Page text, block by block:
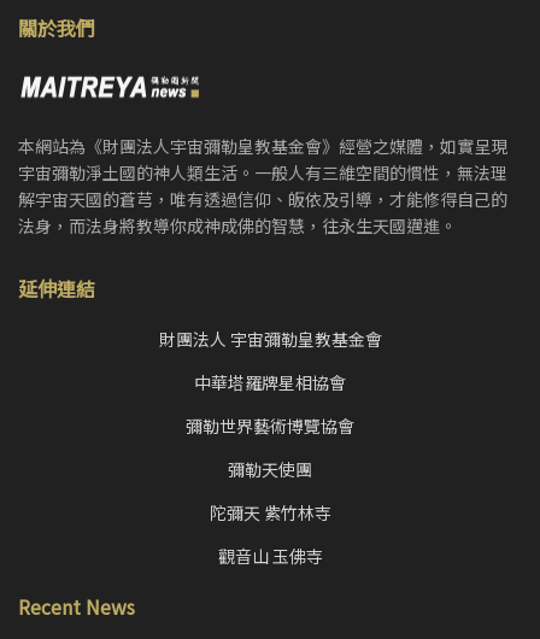
關於我們
本網站為《財團法人宇宙彌勒皇教基金會》經營之媒體，如實呈現
宇宙彌勒淨土國的神人類生活。一般人有三維空間的慣性，無法理
解宇宙天國的蒼芎，唯有透過信仰、皈依及引導，才能修得自己的
法身，而法身將教導你成神成佛的智慧，往永生天國邁進。
延伸連結
財團法人 宇宙彌勒皇教基金會
中華塔羅牌星相協會
彌勒世界藝術博覽協會
彌勒天使團
陀彌天 紫竹林寺
觀音山 玉佛寺
Recent News